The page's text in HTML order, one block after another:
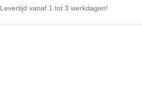
Levertijd vanaf 1 tot 3 werkdagen!